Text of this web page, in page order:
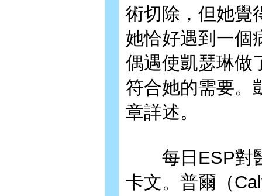
術切除，但她覺
她恰好遇到一個
偶遇使凱瑟琳做
符合她的需要。
章詳述。
每日ESP對醫
卡文。普爾（